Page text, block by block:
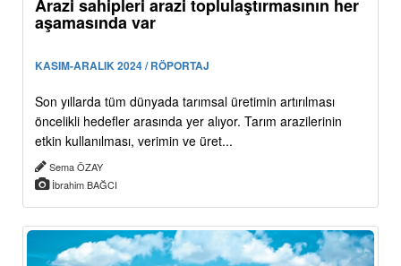
Arazi sahipleri arazi toplulaştırmasının her
aşamasında var
KASIM-ARALIK 2024 / RÖPORTAJ
Son yıllarda tüm dünyada tarımsal üretimin artırılması
öncelikli hedefler arasında yer alıyor. Tarım arazilerinin
etkin kullanılması, verimin ve üret...
Sema ÖZAY
İbrahim BAĞCI